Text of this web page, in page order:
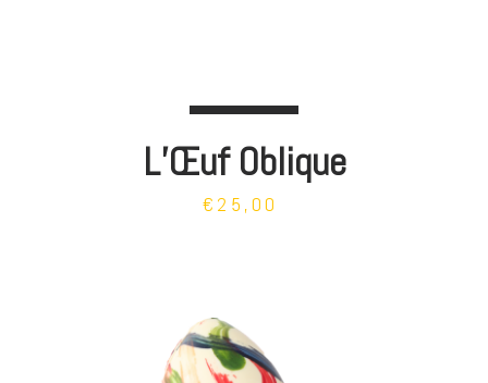
L’Œuf Oblique
€25,00